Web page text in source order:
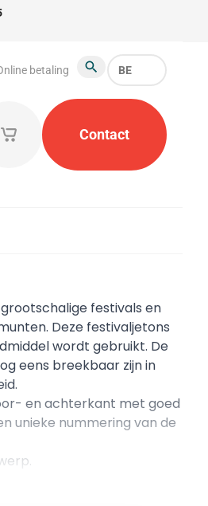
betaling
Zoeken
BE
Kleine
Mijn opgeslagen winkelmandjes
Contact
festivals en
Deze festivaljetons
wordt gebruikt. De
eens breekbaar zijn in
en achterkant met goed
unieke nummering van de